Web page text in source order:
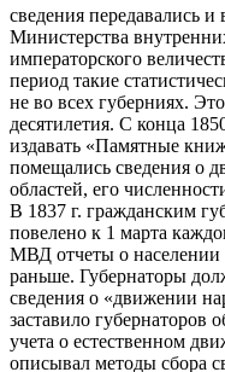
сведения передавались и
Министерства
императорского
период такие
не во всех губерниях.
десятилетия. С конца
издавать «Памятные
помещались сведения о
областей, его
В 1837 г. гражданским
повелено к 1 марта
МВД отчеты о населении
раньше. Губернаторы
сведения о «движении
заставило губернаторов
учета о естественном
описывал методы сбора